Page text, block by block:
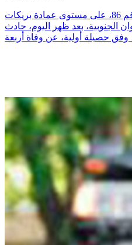
شهدت الطريق الجهوية رقم 86، على مستوى عمادة بريكات
الجنوبية، بعد ظهر اليوم، حادث